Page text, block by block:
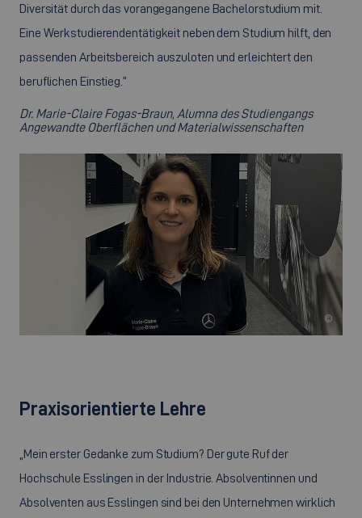
Diversität durch das vorangegangene Bachelorstudium mit.
Eine Werkstudierendentätigkeit neben dem Studium hilft, den
passenden Arbeitsbereich auszuloten und erleichtert den
beruflichen Einstieg.“
Dr. Marie-Claire Fogas-Braun, Alumna des Studiengangs
Angewandte Oberflächen und Materialwissenschaften
©
Praxisorientierte Lehre
„Mein erster Gedanke zum Studium? Der gute Ruf der
Hochschule Esslingen in der Industrie. Absolventinnen und
Absolventen aus Esslingen sind bei den Unternehmen wirklich